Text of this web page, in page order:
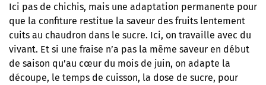
Ici pas de chichis, mais une adaptation permanente pour
que la confiture restitue la saveur des fruits lentement
cuits au chaudron dans le sucre. Ici, on travaille avec du
vivant. Et si une fraise n’a pas la même saveur en début
de saison qu’au cœur du mois de juin, on adapte la
découpe, le temps de cuisson, la dose de sucre, pour